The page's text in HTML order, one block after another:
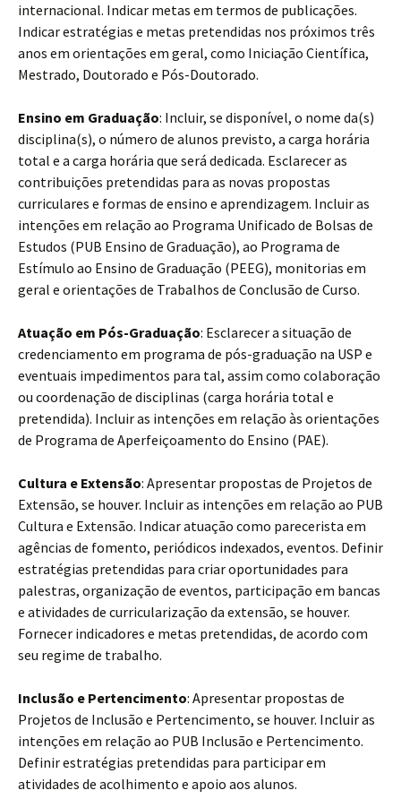
internacional. Indicar metas em termos de publicações.
Indicar estratégias e metas pretendidas nos próximos três
anos em orientações em geral, como Iniciação Científica,
Mestrado, Doutorado e Pós-Doutorado.
Ensino em Graduação: Incluir, se disponível, o nome da(s)
disciplina(s), o número de alunos previsto, a carga horária
total e a carga horária que será dedicada. Esclarecer as
contribuições pretendidas para as novas propostas
curriculares e formas de ensino e aprendizagem. Incluir as
intenções em relação ao Programa Unificado de Bolsas de
Estudos (PUB Ensino de Graduação), ao Programa de
Estímulo ao Ensino de Graduação (PEEG), monitorias em
geral e orientações de Trabalhos de Conclusão de Curso.
Atuação em Pós-Graduação: Esclarecer a situação de
credenciamento em programa de pós-graduação na USP e
eventuais impedimentos para tal, assim como colaboração
ou coordenação de disciplinas (carga horária total e
pretendida). Incluir as intenções em relação às orientações
de Programa de Aperfeiçoamento do Ensino (PAE).
Cultura e Extensão: Apresentar propostas de Projetos de
Extensão, se houver. Incluir as intenções em relação ao PUB
Cultura e Extensão. Indicar atuação como parecerista em
agências de fomento, periódicos indexados, eventos. Definir
estratégias pretendidas para criar oportunidades para
palestras, organização de eventos, participação em bancas
e atividades de curricularização da extensão, se houver.
Fornecer indicadores e metas pretendidas, de acordo com
seu regime de trabalho.
Inclusão e Pertencimento: Apresentar propostas de
Projetos de Inclusão e Pertencimento, se houver. Incluir as
intenções em relação ao PUB Inclusão e Pertencimento.
Definir estratégias pretendidas para participar em
atividades de acolhimento e apoio aos alunos.